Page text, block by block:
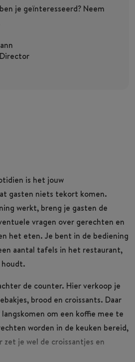
je geïnteresseerd? Neem
is het jouw
gasten niets tekort komen.
werkt, breng je gasten de
vragen over gerechten en
het eten. Je bent in de bediening
aantal tafels in het restaurant,
houdt.
de counter. Hier verkoop je
brood en croissants. Daar
om een koffie mee te
worden in de keuken bereid,
je wel de croissantjes en